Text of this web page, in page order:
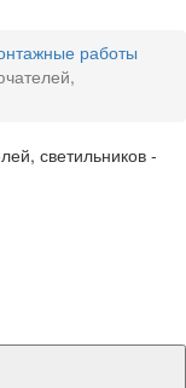
работы
светильников -